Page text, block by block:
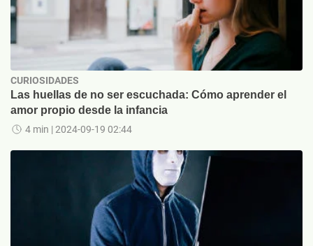
CURIOSIDADES
Las huellas de no ser escuchada: Cómo aprender el
amor propio desde la infancia
4 min | 2024-09-19 02:44